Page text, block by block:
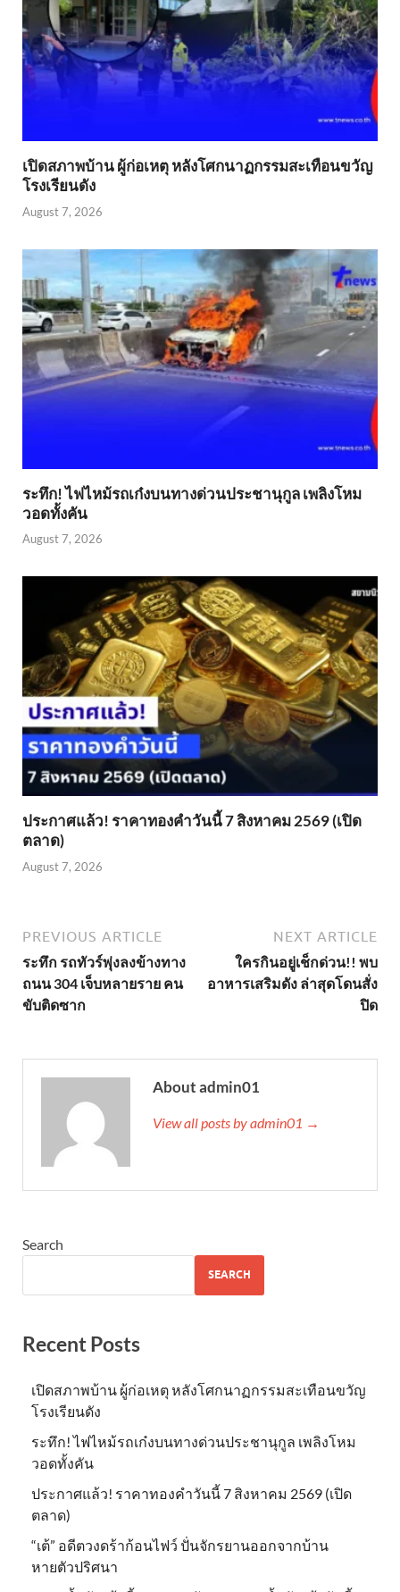
เปิดสภาพบ้าน ผู้ก่อเหตุ หลังโศกนาฏกรรมสะเทือนขวัญ
โรงเรียนดัง
August 7, 2026
ระทึก! ไฟไหม้รถเก๋งบนทางด่วนประชานุกูล เพลิงโหม
วอดทั้งคัน
August 7, 2026
ประกาศแล้ว! ราคาทองคำวันนี้ 7 สิงหาคม 2569 (เปิด
ตลาด)
August 7, 2026
PREVIOUS ARTICLE
ระทึก รถทัวร์พุ่งลงข้างทาง
ถนน 304 เจ็บหลายราย คน
ขับติดซาก
NEXT ARTICLE
ใครกินอยู่เช็กด่วน!! พบ
อาหารเสริมดัง ล่าสุดโดนสั่ง
ปิด
About admin01
View all posts by admin01 →
Search
SEARCH
Recent Posts
เปิดสภาพบ้าน ผู้ก่อเหตุ หลังโศกนาฏกรรมสะเทือนขวัญ
โรงเรียนดัง
ระทึก! ไฟไหม้รถเก๋งบนทางด่วนประชานุกูล เพลิงโหม
วอดทั้งคัน
ประกาศแล้ว! ราคาทองคำวันนี้ 7 สิงหาคม 2569 (เปิด
ตลาด)
“เต้” อดีตวงดร้าก้อนไฟว์ ปั่นจักรยานออกจากบ้าน
หายตัวปริศนา